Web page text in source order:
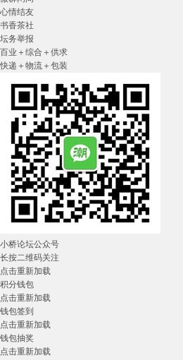
心情结友
书香茶社
坛务举报
百业＋综合＋供求
快递＋物流＋包装
小桥论坛公众号
长按二维码关注
点击重新加载
积分钱包
点击重新加载
钱包签到
点击重新加载
钱包抽奖
点击重新加载